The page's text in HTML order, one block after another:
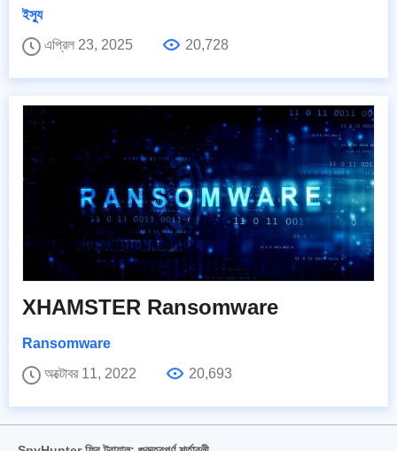
ইস্যু
এপ্রিল 23, 2025
20,728
XHAMSTER Ransomware
Ransomware
অক্টোবর 11, 2022
20,693